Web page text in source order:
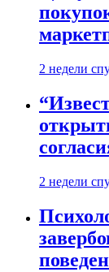
2 недели
2 недели